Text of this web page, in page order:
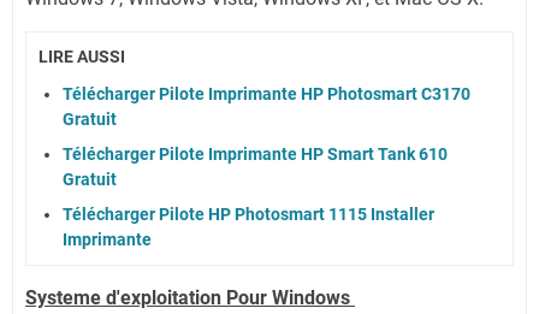
LIRE AUSSI
Télécharger Pilote Imprimante HP Photosmart C3170
Gratuit
Télécharger Pilote Imprimante HP Smart Tank 610
Gratuit
Télécharger Pilote HP Photosmart 1115 Installer
Imprimante
Systeme d'exploitation Pour Windows